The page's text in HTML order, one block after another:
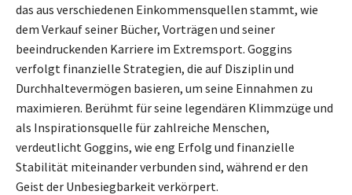
das aus verschiedenen Einkommensquellen stammt, wie
dem Verkauf seiner Bücher, Vorträgen und seiner
beeindruckenden Karriere im Extremsport. Goggins
verfolgt finanzielle Strategien, die auf Disziplin und
Durchhaltevermögen basieren, um seine Einnahmen zu
maximieren. Berühmt für seine legendären Klimmzüge und
als Inspirationsquelle für zahlreiche Menschen,
verdeutlicht Goggins, wie eng Erfolg und finanzielle
Stabilität miteinander verbunden sind, während er den
Geist der Unbesiegbarkeit verkörpert.